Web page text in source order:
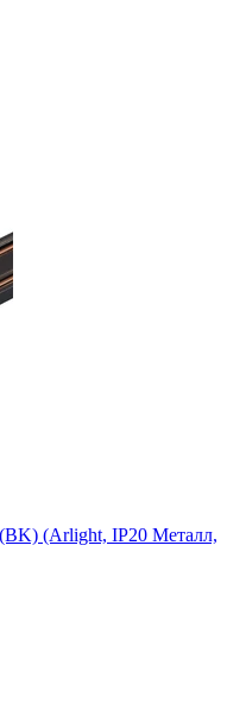
(Arlight, IP20 Металл,